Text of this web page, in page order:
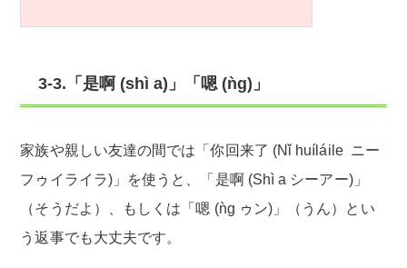
3-3.「是啊 (shì a)」「嗯 (ǹg)」
家族や親しい友達の間では「你回来了 (Nǐ huíláile ニー
フゥイライラ)」を使うと、「是啊 (Shì a シーアー)」
（そうだよ）、もしくは「嗯 (ǹg ゥン)」（うん）とい
う返事でも大丈夫です。